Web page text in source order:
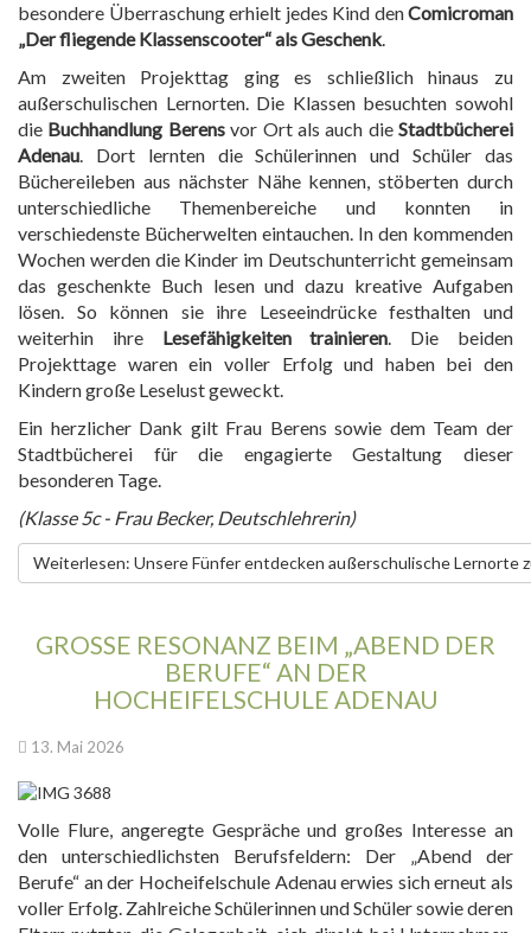
besondere Überraschung erhielt jedes Kind denComicroman
„Der fliegende Klassenscooter“ als Geschenk.
Am zweiten Projekttag ging es schließlich hinaus zu
außerschulischen Lernorten. Die Klassen besuchten sowohl
die Buchhandlung Berensvor Ort als auch die Stadtbücherei
Adenau. Dort lernten die Schülerinnen und Schüler das
Büchereileben aus nächster Nähe kennen, stöberten durch
unterschiedliche Themenbereiche und konnten in
verschiedenste Bücherwelten eintauchen. In den kommenden
Wochen werden die Kinder im Deutschunterricht gemeinsam
das geschenkte Buch lesen und dazu kreative Aufgaben
lösen. So können sie ihre Leseeindrücke festhalten und
weiterhin ihre Lesefähigkeiten trainieren. Die beiden
Projekttage waren ein voller Erfolg und haben bei den
Kindern große Leselust geweckt.
Ein herzlicher Dank gilt Frau Berens sowie dem Team der
Stadtbücherei für die engagierte Gestaltung dieser
besonderen Tage.
(Klasse 5c - Frau Becker, Deutschlehrerin)
Weiterlesen: Unsere Fünfer entdecken außerschulische Lernorte
GROSSE RESONANZ BEIM „ABEND DER B
ERUFE“ AN DER H
OCHEIFELSCHULE ADENAU
13. Mai 2026
Volle Flure, angeregte Gespräche und großes Interesse an
den unterschiedlichsten Berufsfeldern: Der „Abend der
Berufe“ an der Hocheifelschule Adenau erwies sich erneut als
voller Erfolg. Zahlreiche Schülerinnen und Schüler sowie deren